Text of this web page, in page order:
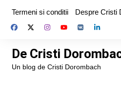
content
Termeni si conditii Despre Cristi
De Cristi
Un blog de Cristi Dorombach